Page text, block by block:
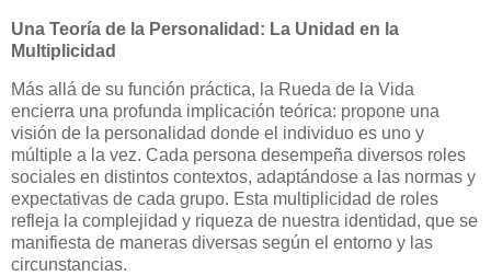
Una Teoría de la Personalidad: La Unidad en la
Multiplicidad
Más allá de su función práctica, la Rueda de la Vida
encierra una profunda implicación teórica: propone una
visión de la personalidad donde el individuo es uno y
múltiple a la vez. Cada persona desempeña diversos roles
sociales en distintos contextos, adaptándose a las normas y
expectativas de cada grupo. Esta multiplicidad de roles
refleja la complejidad y riqueza de nuestra identidad, que se
manifiesta de maneras diversas según el entorno y las
circunstancias.